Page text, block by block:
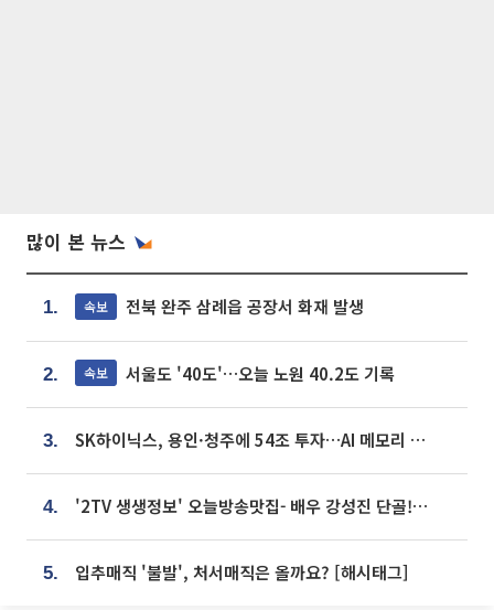
많이 본 뉴스
1. 속보 전북 완주 삼례읍 공장서 화재 발생
2. 속보 서울도 '40도'…오늘 노원 40.2도 기록
3. SK하이닉스, 용인·청주에 54조 투자…AI 메모리 생산기지 키운다
4. '2TV 생생정보' 오늘방송맛집- 배우 강성진 단골! 쌀국수ㆍ푸팟퐁 커리 맛집 '블○○○'
5. 입추매직 '불발', 처서매직은 올까요? [해시태그]